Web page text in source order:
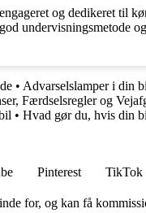
og dedikeret til
undervisningsmetode
• Advarselslamper i din
Færdselsregler og
• Hvad gør du, hvis din
Pinterest TikTok
for, og kan få